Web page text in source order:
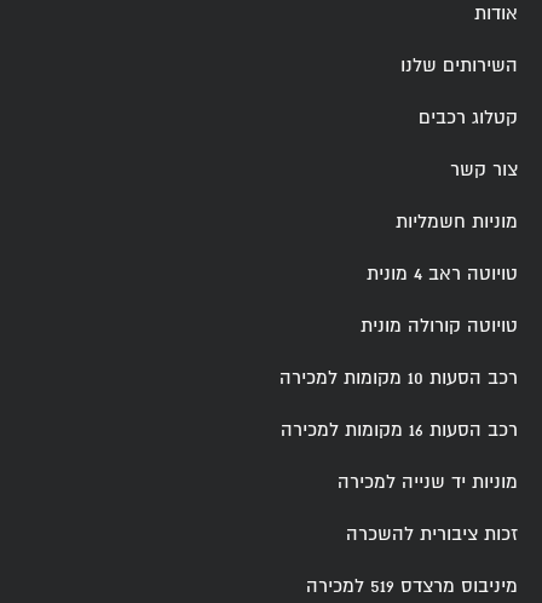
אודות
השירותים שלנו
קטלוג רכבים
צור קשר
מוניות חשמליות
טויוטה ראב 4 מונית
טויוטה קורולה מונית
רכב הסעות 10 מקומות למכירה
רכב הסעות 16 מקומות למכירה
מוניות יד שנייה למכירה
זכות ציבורית להשכרה
מיניבוס מרצדס 519 למכירה